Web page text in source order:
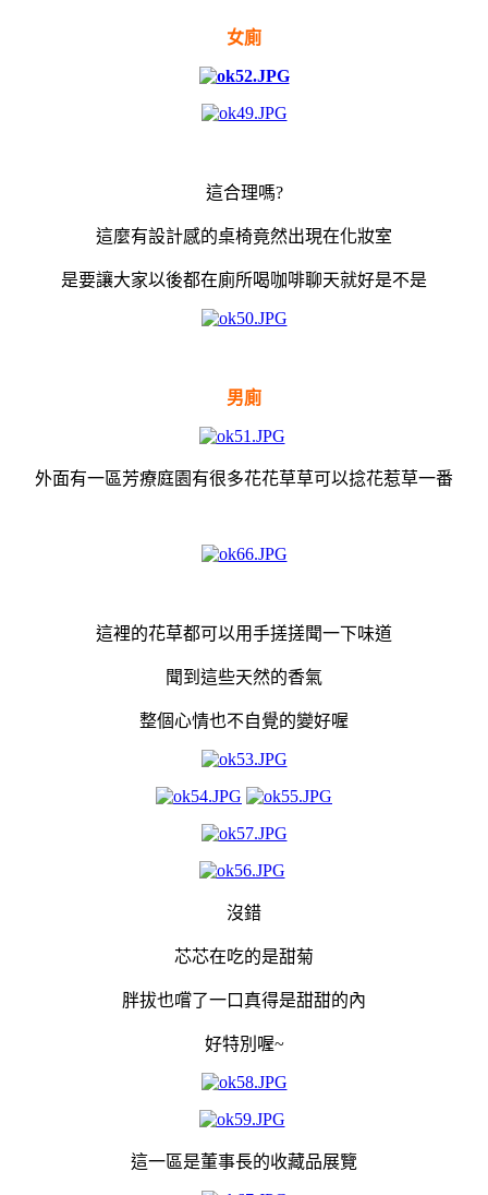
女廁
這合理嗎?
這麼有設計感的桌椅竟然出現在化妝室
是要讓大家以後都在廁所喝咖啡聊天就好是不是
男廁
外面有一區芳療庭園有很多花花草草可以捻花惹草一番
這裡的花草都可以用手搓搓聞一下味道
聞到這些天然的香氣
整個心情也不自覺的變好喔
沒錯
芯芯在吃的是甜菊
胖拔也嚐了一口真得是甜甜的內
好特別喔~
這一區是董事長的收藏品展覽